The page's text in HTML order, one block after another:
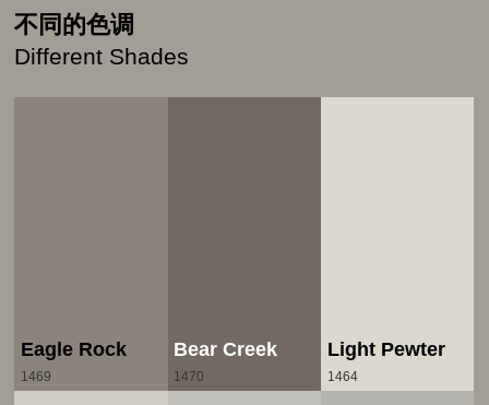
不同的色调
Different Shades
Eagle Rock
1469
Bear Creek
1470
Light Pewter
1464